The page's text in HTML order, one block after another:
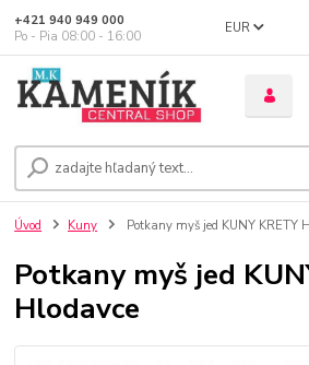
EUR
+421 940 949 000
Po - Pia 08:00 - 16:00
Úvod Kuny Potkany myš jed KUNY KRETY
Potkany myš jed
Hlodavce